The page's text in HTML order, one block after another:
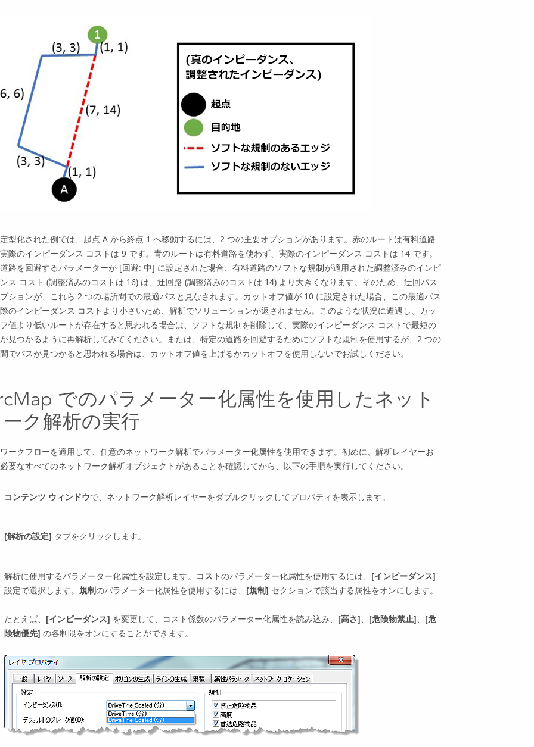
型化された例では、起点 A から終点 1 へ移動するには、2 つの主要オプションがあります。赤のルートは有料道路
際のインピーダンス コストは 9 です。青のルートは有料道路を使わず、実際のインピーダンス コストは 14 です。
路を回避するパラメーターが [回避: 中] に設定された場合、有料道路のソフトな規制が適用された調整済みのインピ
ス コスト (調整済みのコストは 16) は、迂回路 (調整済みのコストは 14) より大きくなります。そのため、迂回パス
ションが、これら 2 つの場所間での最適パスと見なされます。カットオフ値が 10 に設定された場合、この最適パス
のインピーダンス コストより小さいため、解析でソリューションが返されません。このような状況に遭遇し、カッ
フ値より低いルートが存在すると思われる場合は、ソフトな規制を削除して、実際のインピーダンス コストで最短の
見つかるように再解析してみてください。または、特定の道路を回避するためにソフトな規制を使用するが、2 つの
でパスが見つかると思われる場合は、カットオフ値を上げるかカットオフを使用しないでお試しください。
でのパラメーター化属性を使用したネット
ーク解析の実行
ークフローを適用して、任意のネットワーク解析でパラメーター化属性を使用できます。初めに、解析レイヤーお
要なすべてのネットワーク解析オブジェクトがあることを確認してから、以下の手順を実行してください。
コンテンツ ウィンドウで、ネットワーク解析レイヤーをダブルクリックしてプロパティを表示します。
[解析の設定] タブをクリックします。
解析に使用するパラメーター化属性を設定します。 コストのパラメーター化属性を使用するには、 [インピーダンス]
設定で選択します。 規制のパラメーター化属性を使用するには、 [規制] セクションで該当する属性をオンにします。
たとえば、 [インピーダンス] を変更して、コスト係数のパラメーター化属性を読み込み、 [高さ] [危険物禁止]
[危
険物優先] の各制限をオンにすることができます。